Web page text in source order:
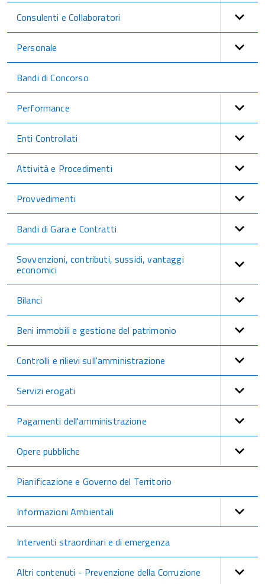
Consulenti e Collaboratori
Personale
Bandi di Concorso
Performance
Enti Controllati
Attività e Procedimenti
Provvedimenti
Bandi di Gara e Contratti
Sovvenzioni, contributi, sussidi, vantaggi
economici
Bilanci
Beni immobili e gestione del patrimonio
Controlli e rilievi sull'amministrazione
Servizi erogati
Pagamenti dell'amministrazione
Opere pubbliche
Pianificazione e Governo del Territorio
Informazioni Ambientali
Interventi straordinari e di emergenza
Altri contenuti - Prevenzione della Corruzione